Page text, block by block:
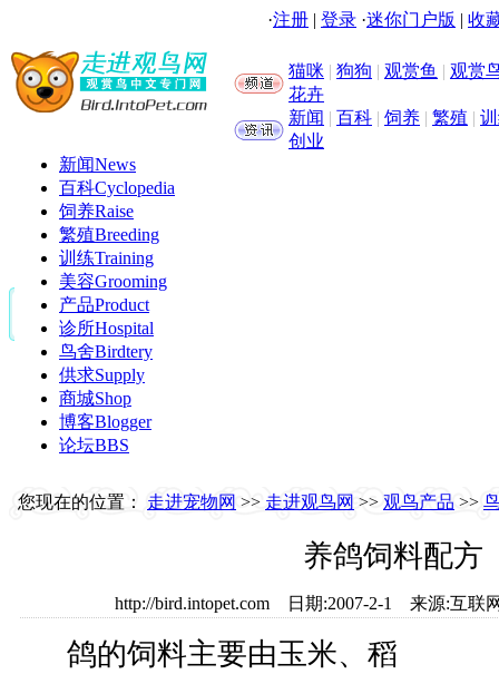
·注册 | 登录 ·迷你门户版 | 收
猫咪 | 狗狗 | 观赏鱼 | 观赏
花卉
新闻 | 百科 | 饲养 | 繁殖 |
创业
新闻News
百科Cyclopedia
饲养Raise
繁殖Breeding
训练Training
美容Grooming
产品Product
诊所Hospital
鸟舍Birdtery
供求Supply
商城Shop
博客Blogger
论坛BBS
您现在的位置： 走进宠物网 >> 走进观鸟网 >> 观鸟产品 >>
养鸽饲料配方
http://bird.intopet.com 日期:2007-2-1 来源:互
鸽的饲料主要由玉米、稻